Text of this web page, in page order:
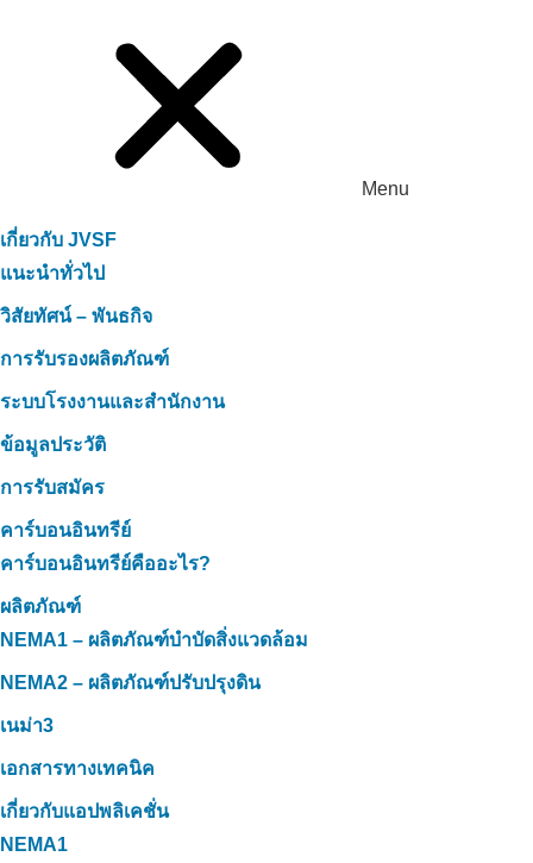
Menu
เกี่ยวกับ JVSF
แนะนำทั่วไป
วิสัยทัศน์ – พันธกิจ
การรับรองผลิตภัณฑ์
ระบบโรงงานและสำนักงาน
ข้อมูลประวัติ
การรับสมัคร
คาร์บอนอินทรีย์
คาร์บอนอินทรีย์คืออะไร?
ผลิตภัณฑ์
NEMA1 – ผลิตภัณฑ์บำบัดสิ่งแวดล้อม
NEMA2 – ผลิตภัณฑ์ปรับปรุงดิน
เนม่า3
เอกสารทางเทคนิค
เกี่ยวกับแอปพลิเคชั่น
NEMA1